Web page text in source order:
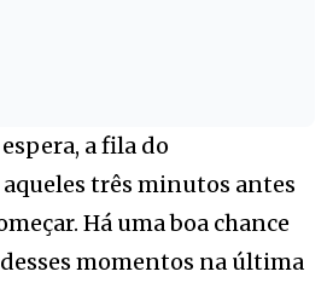
a fila do
três minutos antes
Há uma boa chance
momentos na última